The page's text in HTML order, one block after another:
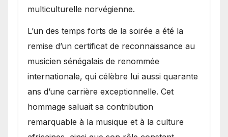
multiculturelle norvégienne.
​L’un des temps forts de la soirée a été la
remise d’un certificat de reconnaissance au
musicien sénégalais de renommée
internationale, qui célèbre lui aussi quarante
ans d’une carrière exceptionnelle. Cet
hommage saluait sa contribution
remarquable à la musique et à la culture